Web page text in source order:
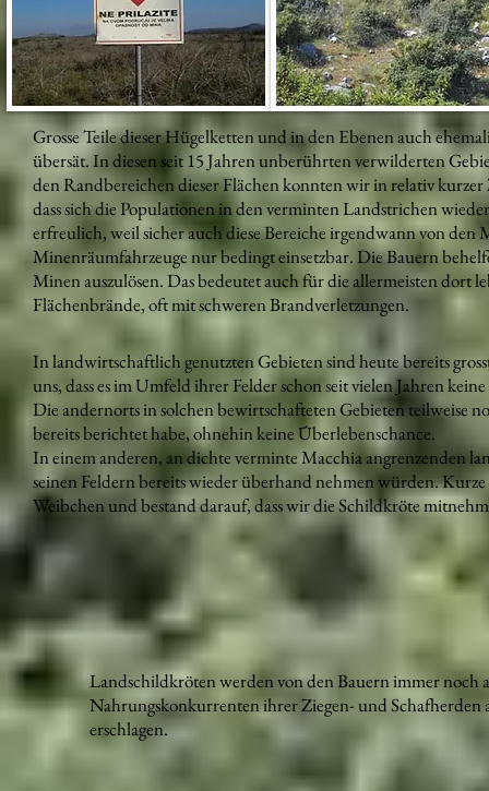
Grosse Teile dieser Hügelketten und in den Ebenen auch
übersät. In diesen seit 15 Jahren unberührten verwilderten
den Randbereichen dieser Flächen konnten wir in relativ kurzer
dass sich die Populationen in den verminten Landstrichen
erfreulich, weil sicher auch diese Bereiche irgendwann von
Minenräumfahrzeuge nur bedingt einsetzbar. Die Bauern
Minen auszulösen. Das bedeutet auch für die allermeisten dort
Flächenbrände, oft mit schweren Brandverletzungen.
In landwirtschaftlich genutzten Gebieten sind heute bereits
uns, dass es im Umfeld ihrer Felder schon seit vielen Jahren
Die andernorts in solchen bewirtschafteten Gebieten teilweise
bereits berichtet habe, ohnehin keine Überlebenschance.
In einem anderen, an dichte verminteMacchiaangrenzenden
seinen Feldern bereits wieder überhand nehmen würden. Kurze
Weibchen und bestand darauf, dass wir die Schildkröte
Landschildkröten werden von den Bauern immer noch
Nahrungskonkurrenten ihrer Ziegen- und Schafherden
erschlagen.